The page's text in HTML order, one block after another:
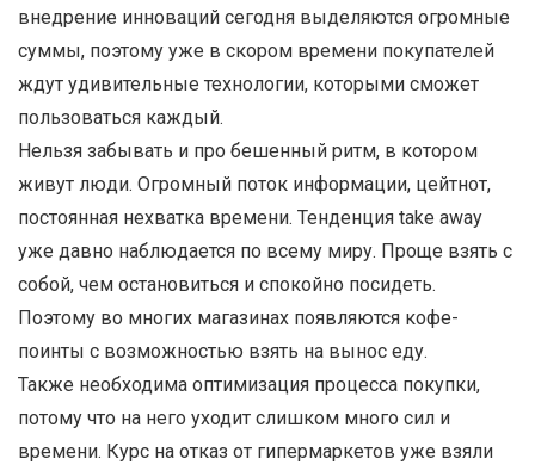
внедрение инноваций сегодня выделяются огромные
суммы, поэтому уже в скором времени покупателей
ждут удивительные технологии, которыми сможет
пользоваться каждый.
Нельзя забывать и про бешенный ритм, в котором
живут люди. Огромный поток информации, цейтнот,
постоянная нехватка времени. Тенденция take away
уже давно наблюдается по всему миру. Проще взять с
собой, чем остановиться и спокойно посидеть.
Поэтому во многих магазинах появляются кофе-
поинты с возможностью взять на вынос еду.
Также необходима оптимизация процесса покупки,
потому что на него уходит слишком много сил и
времени. Курс на отказ от гипермаркетов уже взяли